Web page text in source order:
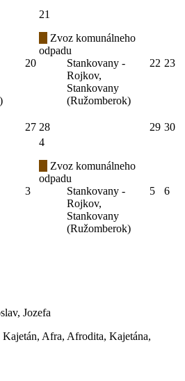
20
21
Zvoz komunálneho
odpadu
Stankovany -
Rojkov,
Stankovany
(Ružomberok)
22 23
27 28 29 30
3
4
Zvoz komunálneho
odpadu
Stankovany -
Rojkov,
Stankovany
(Ružomberok)
5 6
Jozefa
Kajetán, Afra, Afrodita, Kajetána,